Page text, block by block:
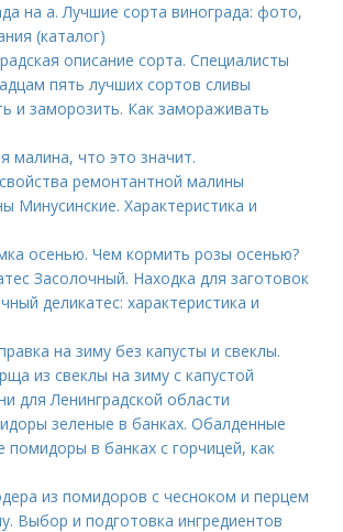
на а. Лучшие сорта винограда: фото,
(каталог)
описание сорта. Специалисты
пять лучших сортов сливы
и заморозить. Как замораживать
малина, что это значит.
ремонтантной малины
Минусинские. Характеристика и
осенью. Чем кормить розы осенью?
Засолочный. Находка для заготовок
деликатес: характеристика и
на зиму без капусты и свеклы.
из свеклы на зиму с капустой
для Ленинградской области
зеленые в банках. Обалденные
помидоры в банках с горчицей, как
из помидоров с чесноком и перцем
Выбор и подготовка ингредиентов